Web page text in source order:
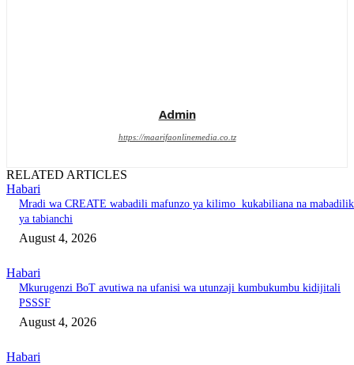
Admin
https://maarifaonlinemedia.co.tz
RELATED ARTICLES
Habari
Mradi wa CREATE wabadili mafunzo ya kilimo kukabiliana na
ya tabianchi
August 4, 2026
Habari
Mkurugenzi BoT avutiwa na ufanisi wa utunzaji kumbukumbu kidijitali
PSSSF
August 4, 2026
Habari